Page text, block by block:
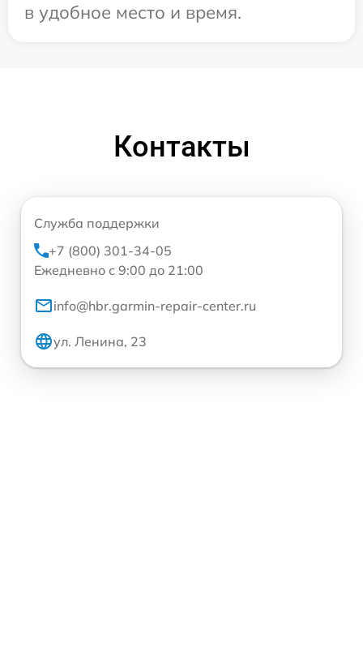
в удобное место и время.
Контакты
Служба поддержки
+7 (800) 301-34-05
Ежедневно с 9:00 до 21:00
info@hbr.garmin-repair-center.ru
ул. Ленина, 23